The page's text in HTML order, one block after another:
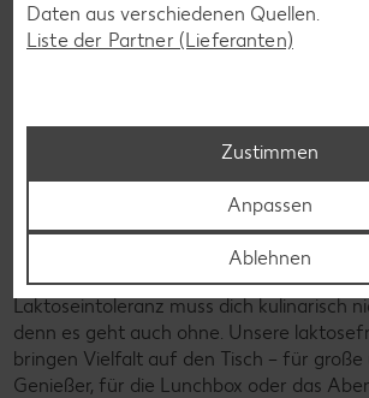
Laktosefreie Rezepte
Laktoseintoleranz muss dich kulinarisch
denn es geht auch ohne. Unsere
bringen Vielfalt auf den Tisch – für große
Genießer, für die Lunchbox oder das
Daten aus verschiedenen Quellen.
Liste der Partner (Lieferanten)
Zustimmen
Anpassen
Ablehnen